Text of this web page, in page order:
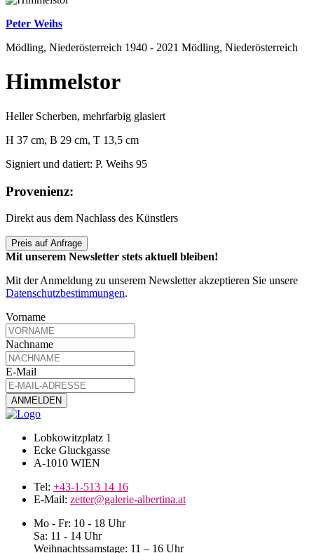
Peter Weihs
Mödling, Niederösterreich 1940 - 2021 Mödling, Niederösterreich
Himmelstor
Heller Scherben, mehrfarbig glasiert
H 37 cm, B 29 cm, T 13,5 cm
Signiert und datiert: P. Weihs 95
Provenienz:
Direkt aus dem Nachlass des Künstlers
Preis auf Anfrage
Mit unserem Newsletter stets aktuell bleiben!
Mit der Anmeldung zu unserem Newsletter akzeptieren Sie unsere
Datenschutzbestimmungen.
Vorname
Nachname
E-Mail
Lobkowitzplatz 1
Ecke Gluckgasse
A-1010 WIEN
Tel: +43-1-513 14 16
E-Mail: zetter@galerie-albertina.at
Mo - Fr: 10 - 18 Uhr
Sa: 11 - 14 Uhr
Weihnachtssamstage: 11 – 16 Uhr